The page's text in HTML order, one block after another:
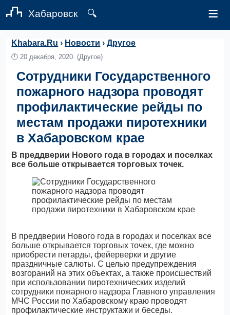
Хабаровск 🔍 ≡
Khabara.Ru › Новости ›Другое
🕛20 декабря, 2020. (Другое)
Сотрудники Государственного
пожарного надзора проводят
профилактические рейды по
местам продажи пиротехники
в Хабаровском крае
В преддверии Нового года в городах и поселках
все больше открывается торговых точек.
В преддверии Нового года в городах и поселках все
больше открывается торговых точек, где можно
приобрести петарды, фейерверки и другие
праздничные салюты. С целью предупреждения
возгораний на этих объектах, а также происшествий
при использовании пиротехнических изделий
сотрудники пожарного надзора Главного управления
МЧС России по Хабаровскому краю проводят
профилактические инструктажи и беседы.